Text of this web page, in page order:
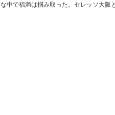
中で福満は掴み取った。セレッソ大阪と